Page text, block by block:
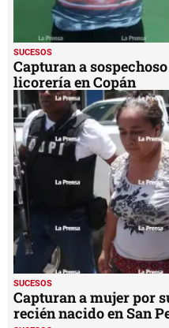
SUCESOS
Capturan a
licorería en Copán
SUCESOS
Capturan a mujer por
recién nacido en San